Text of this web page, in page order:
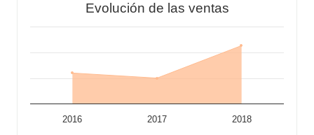
Evolución de las ventas
2016 2017 2018